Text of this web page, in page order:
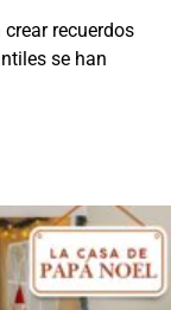
recuerdos
se han